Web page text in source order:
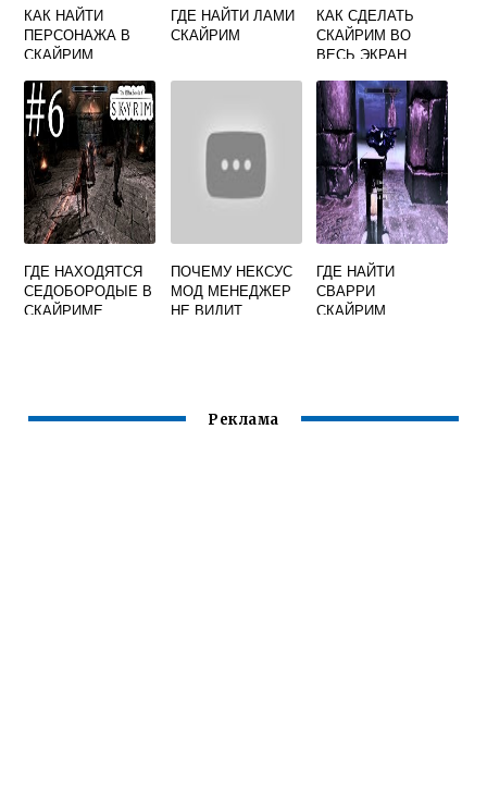
КАК НАЙТИ
ПЕРСОНАЖА В
СКАЙРИМ
ГДЕ НАЙТИ ЛАМИ
СКАЙРИМ
КАК СДЕЛАТЬ
СКАЙРИМ ВО
ВЕСЬ ЭКРАН
ГДЕ НАХОДЯТСЯ
СЕДОБОРОДЫЕ В
СКАЙРИМЕ
ПОЧЕМУ НЕКСУС
МОД МЕНЕДЖЕР
НЕ ВИДИТ
ГДЕ НАЙТИ
СВАРРИ
СКАЙРИМ
Реклама